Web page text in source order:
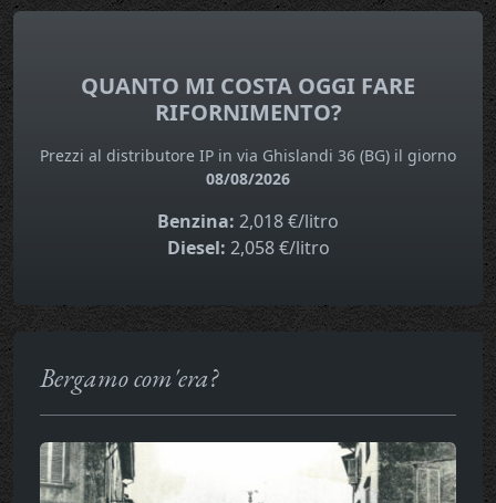
QUANTO MI COSTA OGGI FARE
RIFORNIMENTO?
Prezzi al distributore IP in via Ghislandi 36 (BG) il giorno
08/08/2026
Benzina: 2,018 €/litro
Diesel: 2,058 €/litro
Bergamo com'era?